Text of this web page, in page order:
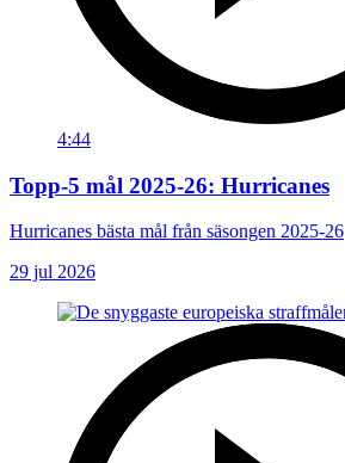
4:44
Topp-5 mål 2025-26: Hurricanes
Hurricanes bästa mål från säsongen 2025-26
29 jul 2026